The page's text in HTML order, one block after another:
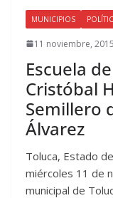
MUNICIPIOS
11 noviembre, 2015
Escuela
Cristóbal
Semillero
Álvarez
Toluca, Estado
miércoles 11 de
municipal de